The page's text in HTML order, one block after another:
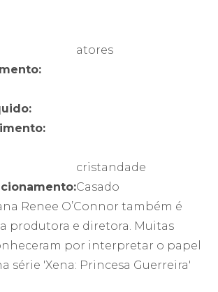
atores
cristandade
Casado
Renee O’Connor também é
produtora e diretora. Muitas
por interpretar o papel
série 'Xena: Princesa Guerreira'